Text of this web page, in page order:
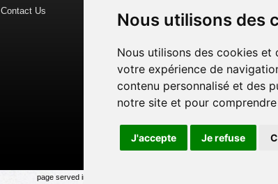
Nous utilisons des
Nous utilisons des cookies
votre expérience de
contenu personnalisé et des
notre site et pour
J'accepte Je refuse
Contact Us
Watch us on
page served in 0.023s (1,3)